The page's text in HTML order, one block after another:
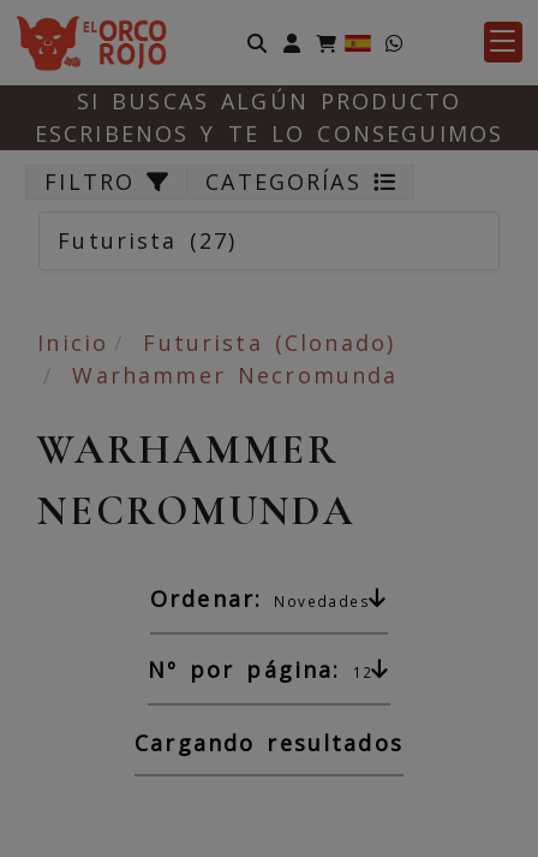
Identifícate
SI BUSCAS ALGÚN PRODUCTO
ESCRIBENOS Y TE LO CONSEGUIMOS
FILTRO
CATEGORÍAS
Futurista (27)
Inicio
Futurista (Clonado)
Warhammer Necromunda
WARHAMMER
NECROMUNDA
Ordenar: Novedades
Nº por página: 12
Cargando resultados